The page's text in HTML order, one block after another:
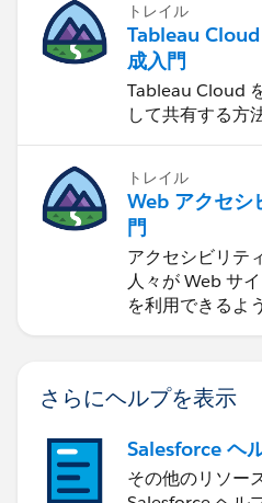
トレイル
Tableau
成入門
Tableau Cloud
して共有する方
トレイル
Web アクセシ
門
アクセシビリテ
人々が Web サ
を利用できるよ
す。
さらにヘルプを表示
Salesforce ヘ
その他のリソー